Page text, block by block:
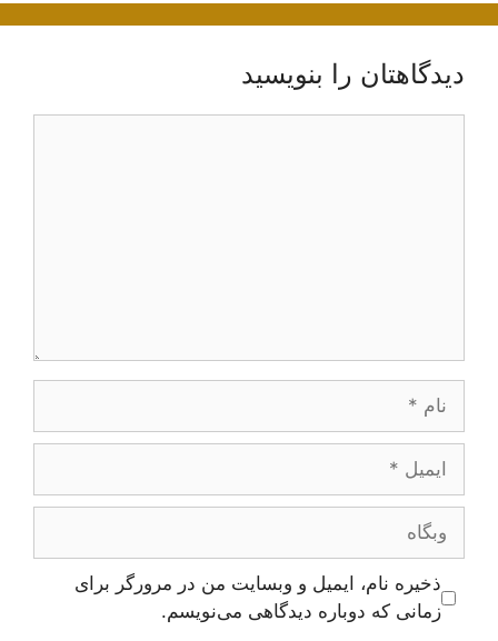
دیدگاهتان را بنویسید
ایمیل
وبگاه
ذخیره نام، ایمیل و وبسایت من در مرورگر برای
زمانی که دوباره دیدگاهی می‌نویسم.